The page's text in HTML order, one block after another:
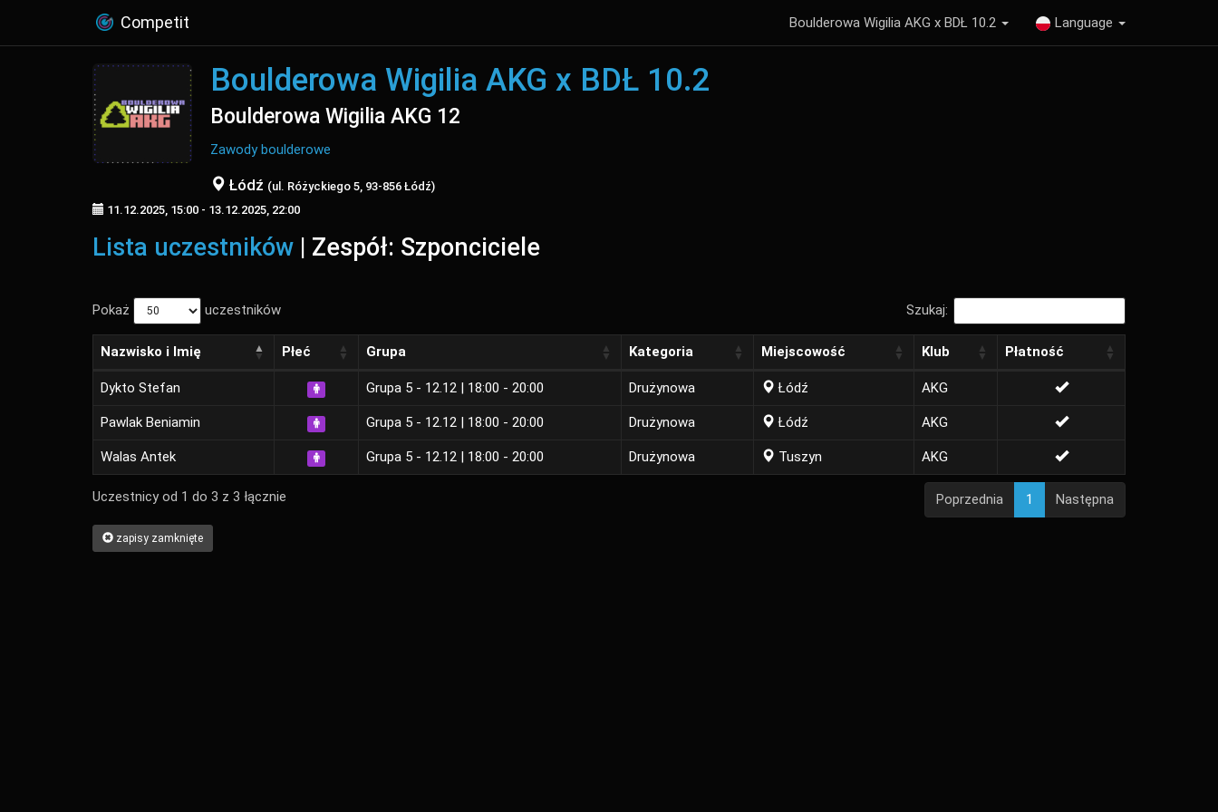
Competit Language
Boulderowa Wigilia AKG x BDŁ 10.2
Boulderowa Wigilia AKG x BDŁ 10.2
Boulderowa Wigilia AKG 12
Zawody boulderowe
Łódź (ul. Różyckiego 5, 93-856 Łódź)
11.12.2025, 15:00 - 13.12.2025, 22:00
Lista uczestników | Zespół: Szponciciele
Pokaż uczestników Szukaj:
Nazwisko i Imię Płeć Grupa Kategoria Miejscowość Klub Płatność
Dykto Stefan Grupa 5 - 12.12 | 18:00 - 20:00 Drużynowa Łódź AKG
Pawlak Beniamin Grupa 5 - 12.12 | 18:00 - 20:00 Drużynowa Łódź AKG
Walas Antek Grupa 5 - 12.12 | 18:00 - 20:00 Drużynowa Tuszyn AKG
Uczestnicy od 1 do 3 z 3 łącznie Poprzednia 1 Następna
zapisy zamknięte